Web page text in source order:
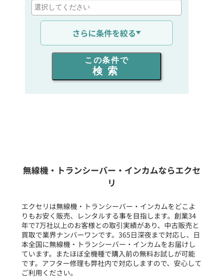
通信距離を選ぶ
出力を選ぶ
同時通話人数を選ぶ
フリーワード入力(製品名等)
選択条件をリセット
さらに条件を絞る
この条件で
検索
無線機・トランシーバー・インカムならエクセ
リ
エクセリは無線機・トランシーバー・インカムをどこよ
りもお安く販売、レンタルする事を目指します。創業34
年で7万社以上のお客様との取引実績があり、中古販売と
買取で業界ナンバーワンです。365日深夜まで対応し、日
本全国に無線機・トランシーバー・インカムをお届けし
ています。またほぼ全機種で購入前の無料お試しが可能
です。アフター修理も弊社内で対応しますので、安心して
ご利用ください。